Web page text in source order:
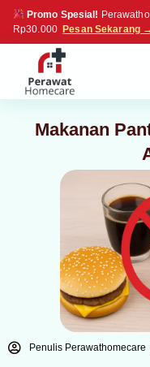
Promo Spesial!
Rp30.000 Pesan Sekarang →
Makanan
Penulis Perawathomecare